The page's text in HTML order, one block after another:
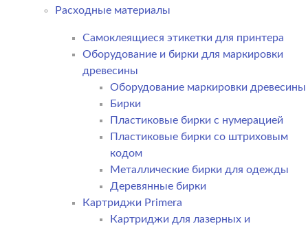
Расходные материалы
Самоклеящиеся этикетки для принтера
Оборудование и бирки для маркировки
древесины
Оборудование маркировки древесины
Бирки
Пластиковые бирки с нумерацией
Пластиковые бирки со штриховым
кодом
Металлические бирки для одежды
Деревянные бирки
Картриджи Primera
Картриджи для лазерных и